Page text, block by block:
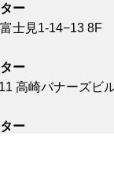
ー
士見1-14−13 8F
ー
高崎バナーズビ
ー